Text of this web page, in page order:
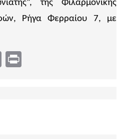
της Φιλαρμονικής
Ρήγα Φερραίου 7, με
Copy